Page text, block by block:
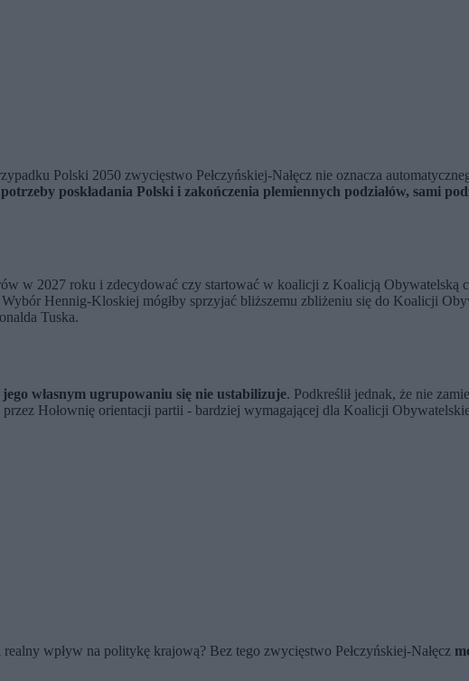
Polski 2050 zwycięstwo Pełczyńskiej-Nałęcz nie oznacza
poskładania Polski i zakończenia plemiennych podziałów, sami
w 2027 roku i zdecydować czy startować w koalicji z Koalicją
Hennig-Kloskiej mógłby sprzyjać bliższemu zbliżeniu się do Koalicji
Tuska.
własnym ugrupowaniu się nie ustabilizuje. Podkreślił jednak, że nie
Hołownię orientacji partii - bardziej wymagającej dla Koalicji
wpływ na politykę krajową? Bez tego zwycięstwo Pełczyńskiej-Nałęcz